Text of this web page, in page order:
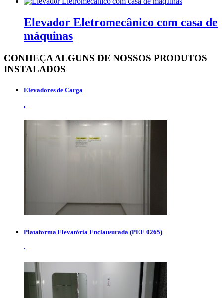
Elevador Eletromecânico com casa de
máquinas
CONHEÇA ALGUNS DE NOSSOS PRODUTOS
INSTALADOS
Elevadores de Carga
.
Plataforma Elevatória Enclausurada (PEE 0265)
.